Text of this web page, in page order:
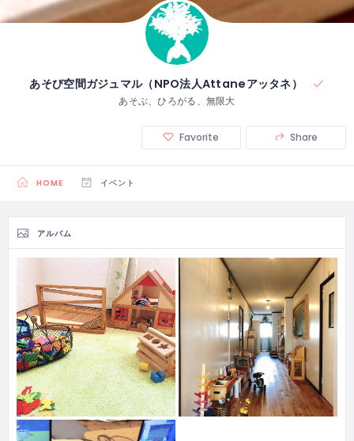
あそび空間ガジュマル（NPO法人Attaneアッタネ）
あそぶ、ひろがる、無限大
Favorite Share
HOME イベント
アルバム